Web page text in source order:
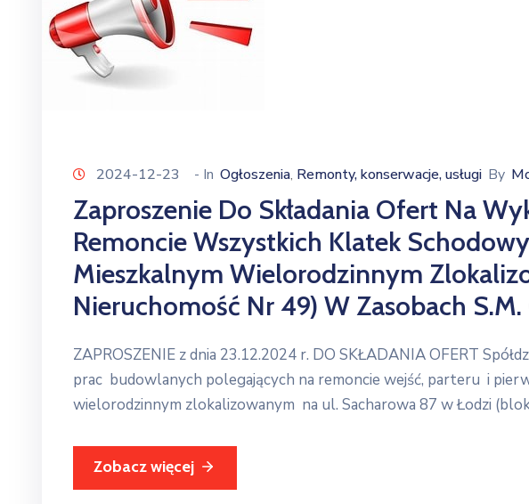
2024-12-23 - In Ogłoszenia‚ Remonty, konserwacje, usługi By
Zaproszenie Do Składania Ofert Na
Remoncie Wszystkich Klatek
Mieszkalnym Wielorodzinnym
Nieruchomość Nr 49) W Zasobach
ZAPROSZENIE z dnia 23.12.2024 r. DO SKŁADANIA OFERT
prac budowlanych polegających na remoncie wejść, parteru i
wielorodzinnym zlokalizowanym na ul. Sacharowa 87 w Łodzi
Zobacz więcej